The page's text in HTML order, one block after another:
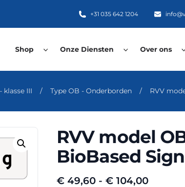
+31 035 642 1204
Shop Onze Diensten Over ons
klasse III / Type OB - Onderborden / RVV
RVV model
BioBased Sign
€ 49,60 - € 104,00